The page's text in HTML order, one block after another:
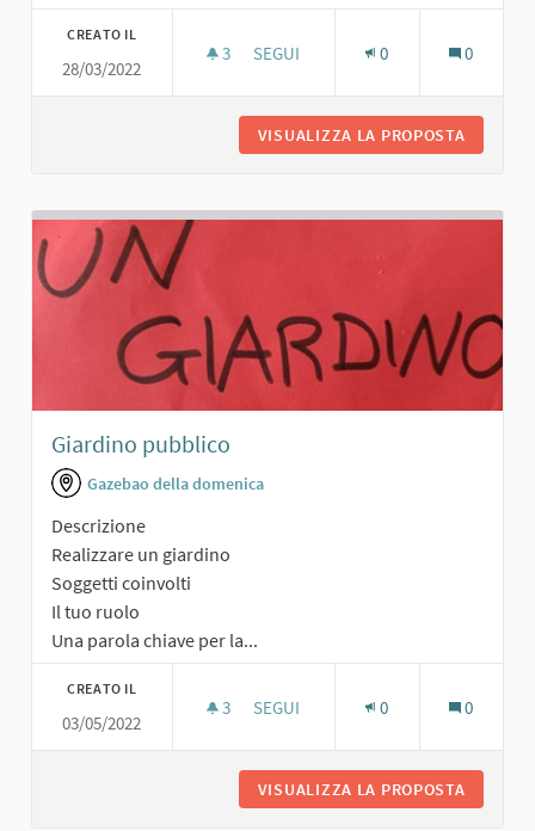
CREATO IL
28/03/2022
3 3 SOSTENITORI
SEGUI 0 0
VISUALIZZA LA PROPOSTA
Giardino pubblico
Gazebao della domenica
Descrizione
Realizzare un giardino
Soggetti coinvolti
Il tuo ruolo
Una parola chiave per la...
CREATO IL
03/05/2022
3 3 SOSTENITORI
SEGUI 0 0
VISUALIZZA LA PROPOSTA